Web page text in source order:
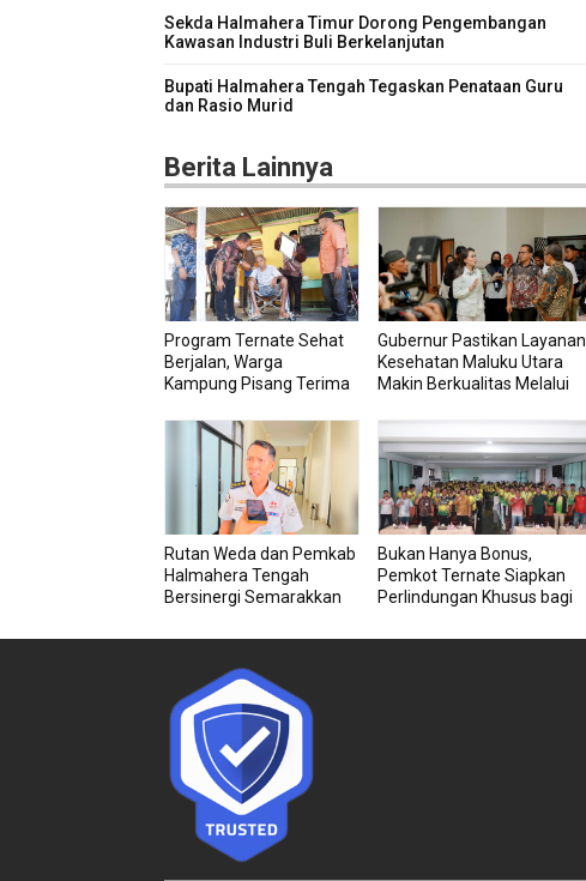
Sekda Halmahera Timur Dorong Pengembangan
Kawasan Industri Buli Berkelanjutan
Bupati Halmahera Tengah Tegaskan Penataan Guru
dan Rasio Murid
Berita Lainnya
Program Ternate Sehat
Berjalan, Warga
Kampung Pisang Terima
Gubernur Pastikan Layanan
Kesehatan Maluku Utara
Makin Berkualitas Melalui
Rutan Weda dan Pemkab
Halmahera Tengah
Bersinergi Semarakkan
Bukan Hanya Bonus,
Pemkot Ternate Siapkan
Perlindungan Khusus bagi